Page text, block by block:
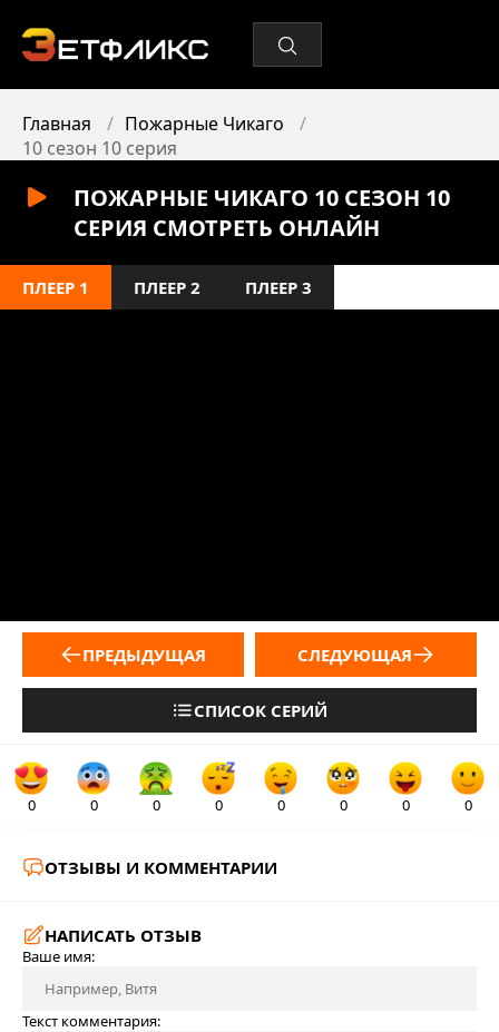
Главная
Пожарные Чикаго
10 сезон 10 серия
ПОЖАРНЫЕ ЧИКАГО 10 СЕЗОН 10
СЕРИЯ СМОТРЕТЬ ОНЛАЙН
ПЛЕЕР 1 ПЛЕЕР 2 ПЛЕЕР 3
ПРЕДЫДУЩАЯ
СПИСОК СЕРИЙ
СЛЕДУЮЩАЯ
0 0 0 0 0 0 0 0
ОТЗЫВЫ И КОММЕНТАРИИ
НАПИСАТЬ ОТЗЫВ
Ваше имя:
Текст комментария: